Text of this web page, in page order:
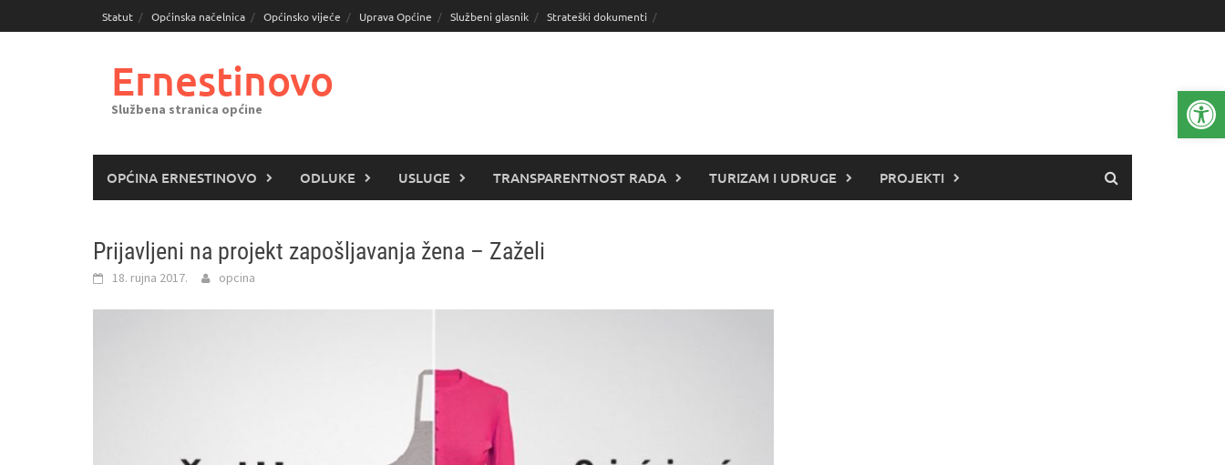
do
Statut Općinska načelnica Općinsko vijeće Uprava Općine Službeni glasnik Strateški dokumenti
Ernestinovo
Službena stranica općine
OPĆINA ERNESTINOVO ODLUKE USLUGE TRANSPARENTNOST RADA TURIZAM I UDRUGE PROJEKTI
Prijavljeni na projekt zapošljavanja žena – Zaželi
18. rujna 2017. opcina